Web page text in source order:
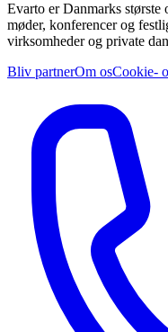
Evarto er Danmarks
møder, konferencer og
virksomheder og private
Bliv partnerOm osCookie-